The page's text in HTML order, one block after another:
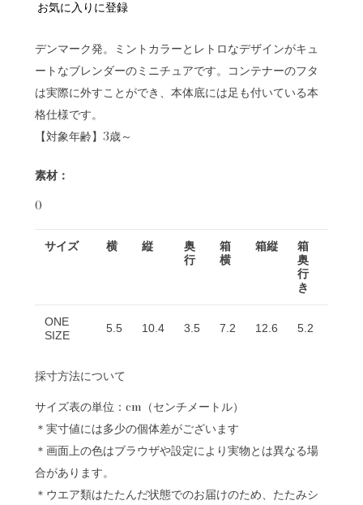
お気に入りに登録
デンマーク発。ミントカラーとレトロなデザインがキュ
ートなブレンダーのミニチュアです。コンテナーのフタ
は実際に外すことができ、本体底には足も付いている本
格仕様です。
【対象年齢】3歳～
素材：
0
サイズ 横 縦
奥
行
箱
横
箱縦
箱
奥
行
き
ONE
SIZE
5.5 10.4 3.5 7.2 12.6 5.2
採寸方法について
サイズ表の単位：cm（センチメートル）
＊実寸値には多少の個体差がございます
＊画面上の色はブラウザや設定により実物とは異なる場
合があります。
＊ウエア類はたたんだ状態でのお届けのため、たたみシ